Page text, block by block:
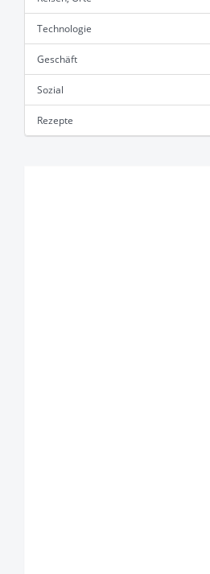
Technologie
Geschäft
Sozial
Rezepte